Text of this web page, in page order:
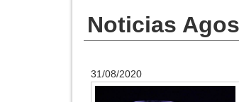
Noticias
31/08/2020